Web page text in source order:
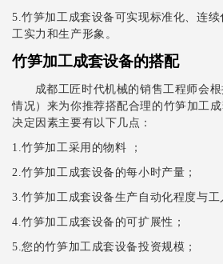
5.竹笋加工成套设备可实现标准化、连
工实力和生产形象。
竹笋加工成套设备的搭配
成都工匠时代机械的销售工程师会
情况）来为你推荐搭配合理的竹笋加工
决定因素主要有以下几点：
1.竹笋加工采用的物料 ；
2.竹笋加工成套设备的每小时产量；
3.竹笋加工成套设备生产自动化程度与工
4.竹笋加工成套设备的可扩展性；
5.您的竹笋加工成套设备投资规模；